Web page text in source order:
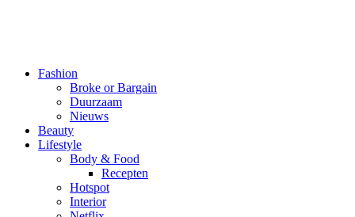
Fashion
Broke or Bargain
Duurzaam
Nieuws
Beauty
Lifestyle
Body & Food
Recepten
Hotspot
Interior